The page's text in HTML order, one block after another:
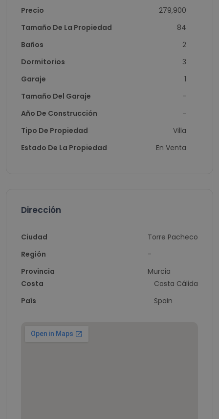
Precio
279,900
Tamaño De La Propiedad
84
Baños
2
Dormitorios
3
Garaje
1
Tamaño Del Garaje
-
Año De Construcción
-
Tipo De Propiedad
Villa
Estado De La Propiedad
En Venta
Dirección
Ciudad
Región
Provincia
Torre Pacheco
-
Murcia
Costa
País
Costa Cálida
Spain